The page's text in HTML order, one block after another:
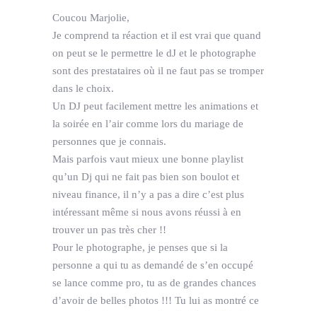
Coucou Marjolie,
Je comprend ta réaction et il est vrai que quand
on peut se le permettre le dJ et le photographe
sont des prestataires où il ne faut pas se tromper
dans le choix.
Un DJ peut facilement mettre les animations et
la soirée en l’air comme lors du mariage de
personnes que je connais.
Mais parfois vaut mieux une bonne playlist
qu’un Dj qui ne fait pas bien son boulot et
niveau finance, il n’y a pas a dire c’est plus
intéressant même si nous avons réussi à en
trouver un pas très cher !!
Pour le photographe, je penses que si la
personne a qui tu as demandé de s’en occupé
se lance comme pro, tu as de grandes chances
d’avoir de belles photos !!! Tu lui as montré ce